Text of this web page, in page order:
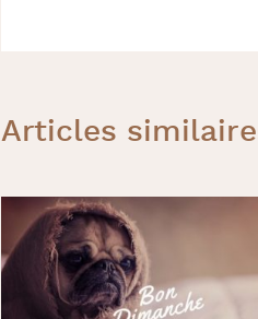
Articles